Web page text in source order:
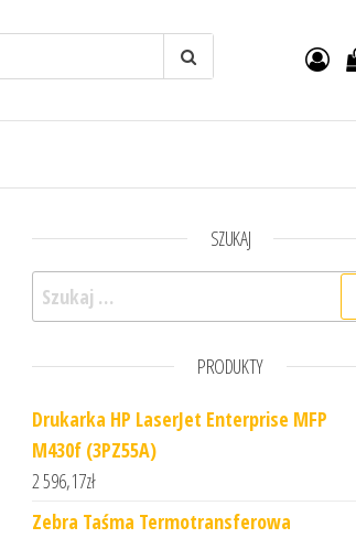
SZUKAJ
Szukaj:
PRODUKTY
Drukarka HP LaserJet Enterprise MFP
M430f (3PZ55A)
2 596,17zł
Zebra Taśma Termotransferowa